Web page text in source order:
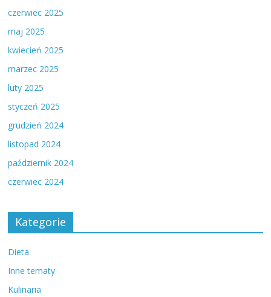
czerwiec 2025
maj 2025
kwiecień 2025
marzec 2025
luty 2025
styczeń 2025
grudzień 2024
listopad 2024
październik 2024
czerwiec 2024
Kategorie
Dieta
Inne tematy
Kulinaria